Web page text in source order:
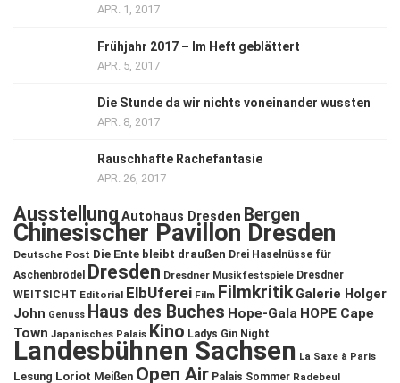
APR. 1, 2017
Frühjahr 2017 – Im Heft geblättert
APR. 5, 2017
Die Stunde da wir nichts voneinander wussten
APR. 8, 2017
Rauschhafte Rachefantasie
APR. 26, 2017
Ausstellung Autohaus Dresden Bergen
Chinesischer Pavillon Dresden
Deutsche Post Die Ente bleibt draußen Drei Haselnüsse für
Aschenbrödel
Dresden Dresdner Musikfestspiele Dresdner
WEITSICHT Editorial ElbUferei Film Filmkritik Galerie Holger
John Genuss Haus des Buches Hope-Gala HOPE Cape
Town Japanisches Palais Kino Ladys Gin Night
Landesbühnen Sachsen La Saxe à Paris
Lesung Loriot Meißen Open Air Palais Sommer Radebeul